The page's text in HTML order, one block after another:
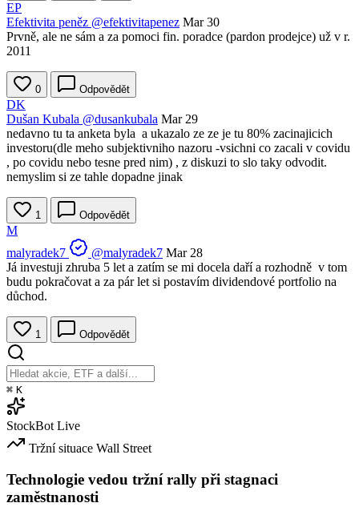
EP
Efektivita peněz @efektivitapenez Mar 30
Prvně, ale ne sám a za pomoci fin. poradce (pardon prodejce) už v r.
2011
0 Odpovědět
DK
Dušan Kubala @dusankubala Mar 29
nedavno tu ta anketa byla a ukazalo ze ze je tu 80% zacinajicich
investoru(dle meho subjektivniho nazoru -vsichni co zacali v covidu
, po covidu nebo tesne pred nim) , z diskuzi to slo taky odvodit.
nemyslim si ze tahle dopadne jinak
1 Odpovědět
M
malyradek7
@malyradek7 Mar 28
Já investuji zhruba 5 let a zatím se mi docela daří a rozhodně v tom
budu pokračovat a za pár let si postavím dividendové portfolio na
důchod.
1 Odpovědět
⌘ K
StockBot Live
Tržní situace Wall Street
Technologie vedou tržní rally při stagnaci
zaměstnanosti